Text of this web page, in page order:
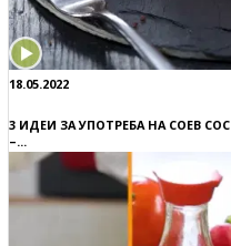
18.05.2022
3 ИДЕИ ЗА УПОТРЕБА НА СОЕВ СОС
–...